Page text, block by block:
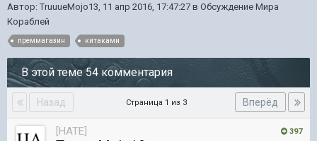
Автор: TruuueMojo13, 11 апр 2016, 17:47:27 в Обсуждение Мира
Кораблей
преммагазин китаками
В этой теме 54 комментария
Назад Вперёд
Страница 1 из 3
397
[HATE]